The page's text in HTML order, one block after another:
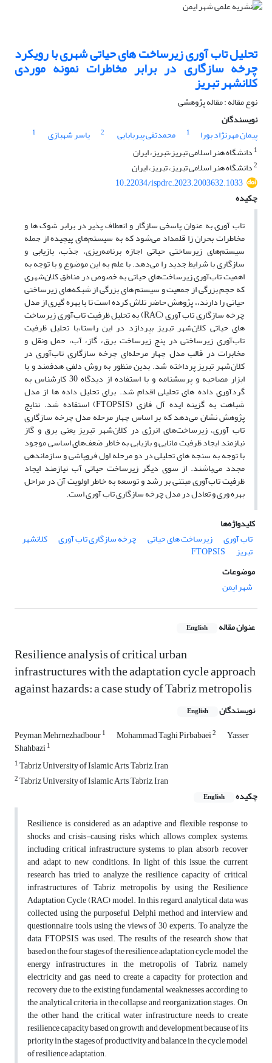
تحلیل تاب آوری زیرساخت های حیاتی شهری با رویکرد
چرخه سازگاری در برابر مخاطرات نمونه موردی
کلانشهر تبریز
نوع مقاله : مقاله پژوهشی
نویسندگان
پیمان مهرنژاد بورا
1 محمدتقی پیربابایی 2 یاسر شهبازی
1
1 دانشگاه هنر اسلامی تبریز،تبریز، ایران
2دانشگاه هنر اسلامی تبریز، تبریز، ایران
10.22034/ispdrc.2023.2003632.1033
چکیده
تاب آوری به عنوان پاسخی سازگار و انعطاف پذیر در برابر شوک ها و
مخاطرات بحران زا قلمداد می‌شود که به سیستم‌های پیچیده از جمله
سیستم‌های زیرساختی حیاتی اجازه برنامه‌ریزی، جذب، بازیابی و
سازگاری با شرایط جدید را می‌دهد. با علم به این موضوع و با توجه به
اهمیت تاب‌آوری زیرساخت‌های حیاتی به خصوص در مناطق کلان‌شهری
که حجم بزرگی از جمعیت و سیستم های بزرگی از شبکه‌های زیرساختی
حیاتی را دارند،، پژوهش حاضر تلاش کرده است تا با بهره گیری از مدل
چرخه سازگاری تاب آوری (RAC) به تحلیل ظرفیت تاب‌آوری زیرساخت
های حیاتی کلان‌شهر تبریز بپردازد در این راستا،با تحلیل ظرفیت
تاب‌آوری زیرساختی در پنج زیرساخت برق، گاز، آب، حمل ونقل و
مخابرات در قالب مدل چهار مرحله‌ای چرخه سازگاری تاب‌آوری در
کلان‌شهر تبریز پرداخته شد. بدین منظور به روش دلفی هدفمند و با
ابزار مصاحبه و پرسشنامه و با استفاده از دیدگاه 30 کارشناس به
گردآوری داده های تحلیلی اقدام شد. برای تحلیل داده ها از مدل
شباهت به گزینه ایده آل فازی (FTOPSIS) استفاده شد. نتایج
پژوهش نشان می‌دهد که بر اساس چهار مرحله مدل چرخه سازگاری
تاب آوری، زیرساخت‌های انرژی در کلان‌شهر تبریز یعنی برق و گاز
نیازمند ایجاد ظرفیت مانایی و بازیابی به خاطر ضعف‌های اساسی موجود
با توجه به سنجه های تحلیلی در دو مرحله اول فروپاشی و سازماندهی
مجدد می‌باشند. از سوی دیگر زیرساخت حیاتی آب نیازمند ایجاد
ظرفیت تاب‌آوری مبتنی بر رشد و توسعه به خاطر اولویت آن در مراحل
بهره وری و تعادل در مدل چرخه سازگاری تاب آوری است.
کلیدواژه‌ها
تاب آوری
زیرساخت های حیاتی چرخه سازگاری تاب آوری کلانشهر
تبریز
FTOPSIS
موضوعات
شهر ایمن
عنوان مقاله English
Resilience analysis of critical urban
infrastructures with the adaptation cycle approach
against hazards: a case study of Tabriz metropolis
نویسندگان English
Peyman Mehrnezhadbour1 Mohammad Taghi Pirbabaei2 Yasser
Shahbazi1
1Tabriz University of Islamic Arts, Tabriz, Iran
2Tabriz University of Islamic Arts, Tabriz, Iran
چکیده
English
Resilience is considered as an adaptive and flexible response to
shocks and crisis-causing risks, which allows complex systems,
including critical infrastructure systems, to plan, absorb, recover
and adapt to new conditions. In light of this issue, the current
research has tried to analyze the resilience capacity of critical
infrastructures of Tabriz metropolis by using the Resilience
Adaptation Cycle (RAC) model. In this regard, analytical data was
collected using the purposeful Delphi method and interview and
questionnaire tools, using the views of 30 experts. To analyze the
data, FTOPSIS was used. The results of the research show that
based on the four stages of the resilience adaptation cycle model, the
energy infrastructures in the metropolis of Tabriz, namely
electricity and gas, need to create a capacity for protection and
recovery due to the existing fundamental weaknesses according to
the analytical criteria in the collapse and reorganization stages. On
the other hand, the critical water infrastructure needs to create
resilience capacity based on growth and development because of its
priority in the stages of productivity and balance in the cycle model
of resilience adaptation.